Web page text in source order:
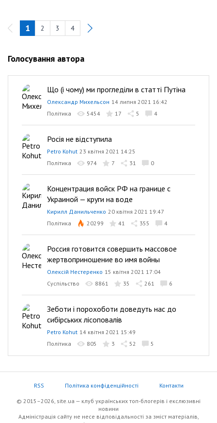
1 2 3 4
Голосування автора
Що (і чому) ми прогледіли в статті Путіна
Олександр Михельсон 14 липня 2021 16:42
Політика
5454 17 5 4
Росія не відступила
Petro Kohut 23 квітня 2021 14:25
Політика
974 7 31 0
Концентрация войск РФ на границе с
Украиной — круги на воде
Кирилл Данильченко 20 квітня 2021 19:47
Політика
20299 41 355 4
Россия готовится совершить массовое
жертвоприношение во имя войны
Олексій Нестеренко 15 квітня 2021 17:04
Суспільство
8861 35 261 6
Зеботи і порохоботи доведуть нас до
сибірських лісоповалів
Petro Kohut 14 квітня 2021 15:49
Політика
805 3 52 5
RSS Політика конфіденційності Контакти
© 2015–2026, site.ua — клуб українських топ-блогерів i екслюзивнi
новини
Адміністрація сайту не несе відповідальності за зміст матеріалів,